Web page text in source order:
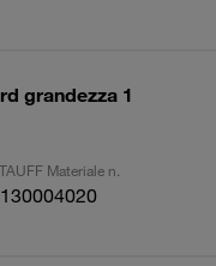
grandezza 1
Materiale n.